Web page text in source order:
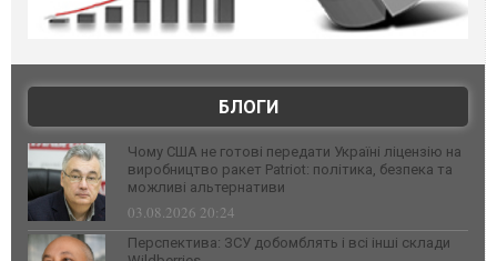
БЛОГИ
Чому США не готові передати Україні ліцензію на
виробництво ракет Patriot: політика, безпека та
можливі альтернативи
03.08.2026 20:24
Перспектива: ЗСУ добомблять і всі інші склади